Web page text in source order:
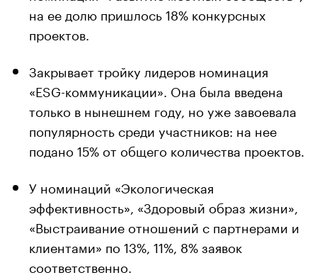
на ее долю пришлось 18% конкурсных
проектов.
Закрывает тройку лидеров номинация
«ESG-коммуникации». Она была введена
только в нынешнем году, но уже завоевала
популярность среди участников: на нее
подано 15% от общего количества проектов.
У номинаций «Экологическая
эффективность», «Здоровый образ жизни»,
«Выстраивание отношений с партнерами и
клиентами» по 13%, 11%, 8% заявок
соответственно.